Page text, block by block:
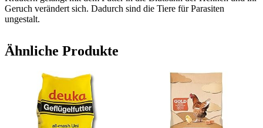
Geruch verändert sich. Dadurch sind die Tiere für Parasiten
ungestalt.
Ähnliche Produkte